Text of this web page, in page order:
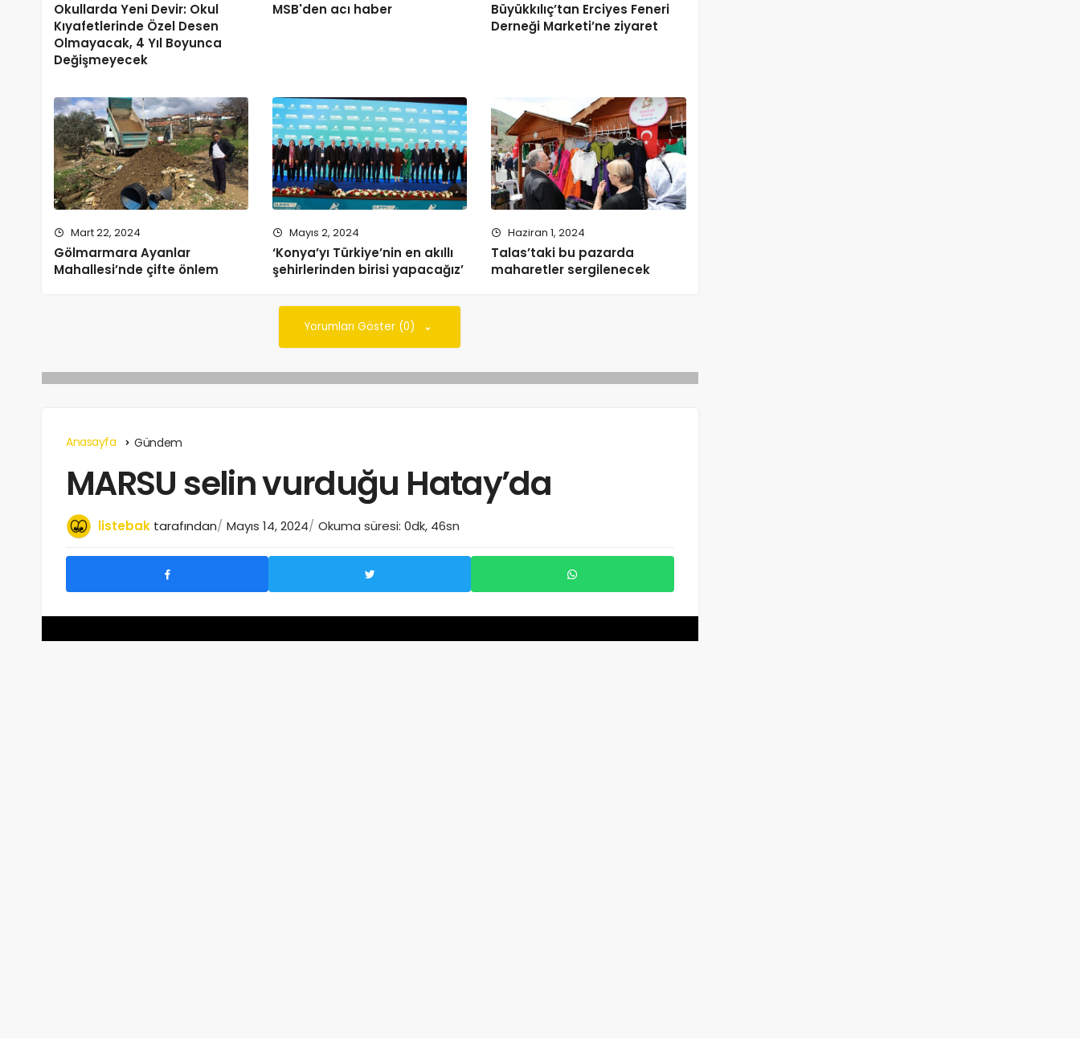
Okullarda Yeni Devir: Okul
Kıyafetlerinde Özel Desen
Olmayacak, 4 Yıl Boyunca
Değişmeyecek
MSB'den acı haber
Büyükkılıç’tan Erciyes Feneri
Derneği Marketi’ne ziyaret
Mart 22, 2024
Gölmarmara Ayanlar
Mahallesi’nde çifte önlem
Mayıs 2, 2024
‘Konya’yı Türkiye’nin en akıllı
şehirlerinden birisi yapacağız’
Haziran 1, 2024
Talas’taki bu pazarda
maharetler sergilenecek
Yorumları Göster (0)
Anasayfa Gündem
MARSU selin vurduğu Hatay’da
listebak tarafından Mayıs 14, 2024 Okuma süresi: 0dk, 46sn